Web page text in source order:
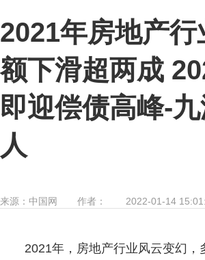
2021年房地产
额下滑超两成
即迎偿债高峰-
人
来源： 中国网 作者： 2022-01-14
2021年，房地产行业风云变幻，